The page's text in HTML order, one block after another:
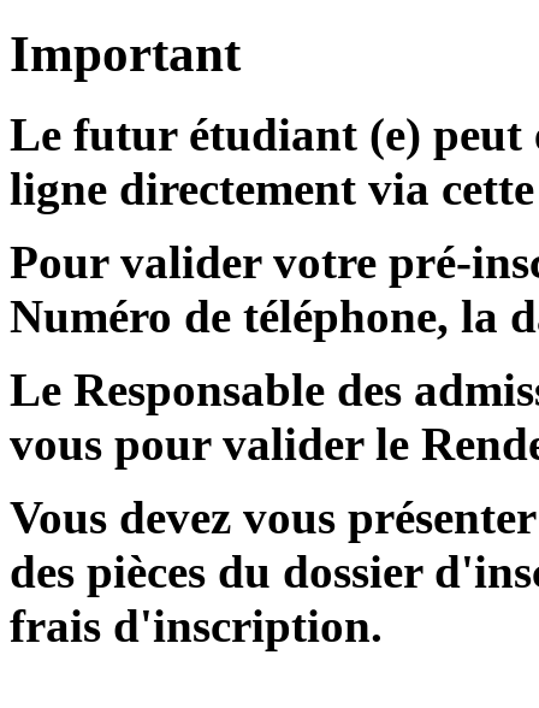
Important
Le futur étudiant (e) peut
ligne directement via
Pour valider votre pré-
Numéro de téléphone, la
Le Responsable des
vous pour valider le
Vous devez vous
des pièces du dossier
frais d'inscription.